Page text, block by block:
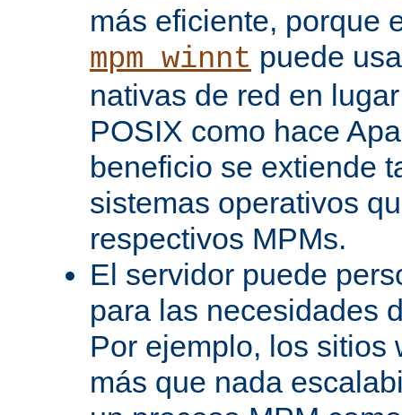
más eficiente, porque
mpm_winnt puede
nativas de red en
POSIX como hace
beneficio se extiende
sistemas operativos
respectivos MPMs.
El servidor puede
para las necesidades
Por ejemplo, los sitios
más que nada